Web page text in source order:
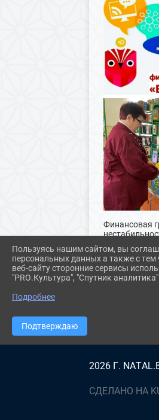
Финансовая
Единого
должен
2026 Г.
СДЕЛАНО НА
Пользуясь нашим сайтом, вы
персональных данных а также с
веб-сайту сторонние сервисы
"PRO.Культура", "Спутник
Подробнее
Подтверждаю